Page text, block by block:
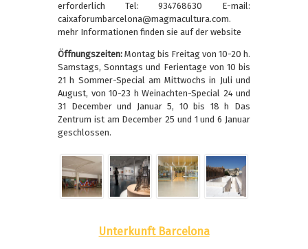
erforderlich Tel: 934768630 E-mail:
caixaforumbarcelona@magmacultura.com.
mehr Informationen finden sie auf der website
Öffnungszeiten: Montag bis Freitag von 10-20 h.
Samstags, Sonntags und Ferientage von 10 bis
21 h Sommer-Special am Mittwochs in Juli und
August, von 10-23 h Weinachten-Special 24 und
31 December und Januar 5, 10 bis 18 h Das
Zentrum ist am December 25 und 1 und 6 Januar
geschlossen.
Unterkunft Barcelona